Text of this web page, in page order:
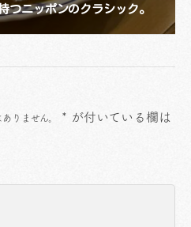
つニッポンのクラシック。
りません。 * が付いている欄は